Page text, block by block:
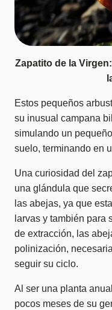
Zapatito de la
Estos pequeños
su inusual campana
simulando un
suelo, terminando en
Una curiosidad del
una glándula que
las abejas, ya que
larvas y también para
de extracción, las
polinización,
seguir su ciclo.
Al ser una planta
pocos meses de su